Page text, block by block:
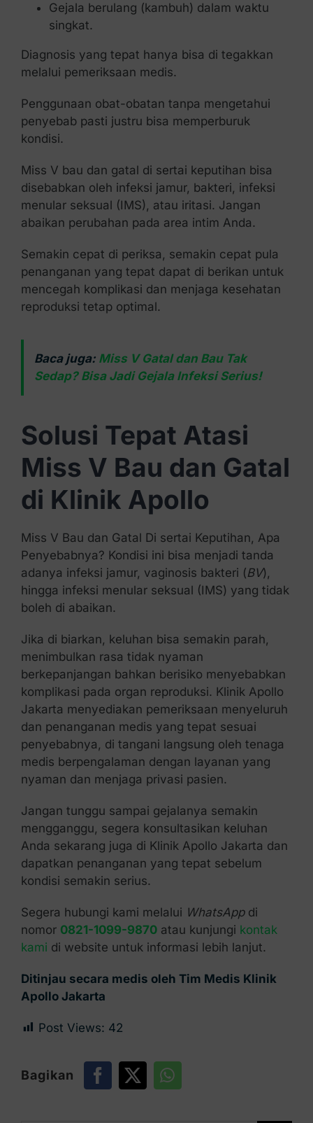
Gejala berulang (kambuh) dalam waktu
singkat.
Diagnosis yang tepat hanya bisa di tegakkan
melalui pemeriksaan medis.
Penggunaan obat-obatan tanpa mengetahui
penyebab pasti justru bisa memperburuk
kondisi.
Miss V bau dan gatal di sertai keputihan bisa
disebabkan oleh infeksi jamur, bakteri, infeksi
menular seksual (IMS), atau iritasi. Jangan
abaikan perubahan pada area intim Anda.
Semakin cepat di periksa, semakin cepat pula
penanganan yang tepat dapat di berikan untuk
mencegah komplikasi dan menjaga kesehatan
reproduksi tetap optimal.
Baca juga: Miss V Gatal dan Bau Tak
Sedap? Bisa Jadi Gejala Infeksi Serius!
Solusi Tepat Atasi
Miss V Bau dan Gatal
di Klinik Apollo
Miss V Bau dan Gatal Di sertai Keputihan, Apa
Penyebabnya? Kondisi ini bisa menjadi tanda
adanya infeksi jamur, vaginosis bakteri (BV),
hingga infeksi menular seksual (IMS) yang tidak
boleh di abaikan.
Jika di biarkan, keluhan bisa semakin parah,
menimbulkan rasa tidak nyaman
berkepanjangan bahkan berisiko menyebabkan
komplikasi pada organ reproduksi. Klinik Apollo
Jakarta menyediakan pemeriksaan menyeluruh
dan penanganan medis yang tepat sesuai
penyebabnya, di tangani langsung oleh tenaga
medis berpengalaman dengan layanan yang
nyaman dan menjaga privasi pasien.
Jangan tunggu sampai gejalanya semakin
mengganggu, segera konsultasikan keluhan
Anda sekarang juga di Klinik Apollo Jakarta dan
dapatkan penanganan yang tepat sebelum
kondisi semakin serius.
Segera hubungi kami melalui WhatsAppdi
nomor 0821-1099-9870atau kunjungi kontak
kami di website untuk informasi lebih lanjut.
Ditinjau secara medis oleh Tim Medis Klinik
Apollo Jakarta
Post Views: 42
Bagikan